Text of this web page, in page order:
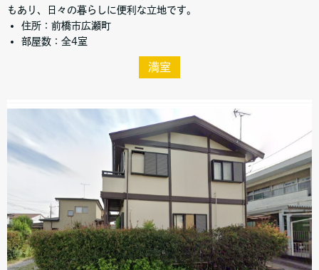
もあり、日々の暮らしに便利な立地です。
住所：前橋市広瀬町
部屋数：全4室
満室